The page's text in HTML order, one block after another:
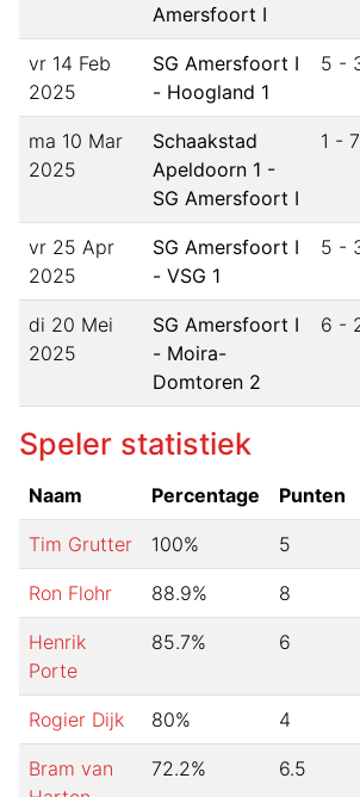
Amersfoort I
vr 14 Feb
2025
SG Amersfoort I
- Hoogland 1
5 -
ma 10 Mar
2025
Schaakstad
Apeldoorn 1 -
SG Amersfoort I
1 - 7
vr 25 Apr
2025
SG Amersfoort I
- VSG 1
5 -
di 20 Mei
2025
SG Amersfoort I
- Moira-
Domtoren 2
6 -
Speler statistiek
Naam Percentage Punten
Tim Grutter 100% 5
Ron Flohr 88.9% 8
Henrik
Porte
85.7% 6
Rogier Dijk 80% 4
Bram van
72.2% 6.5